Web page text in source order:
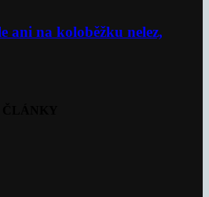
ani na koloběžku nelez,